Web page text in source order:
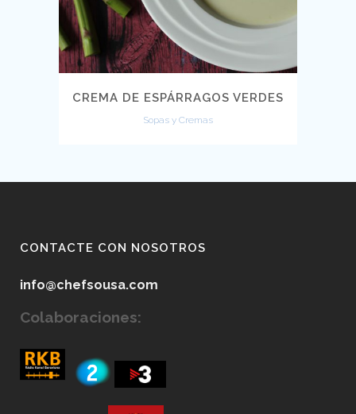
CREMA DE ESPÁRRAGOS VERDES
Sopas y Cremas
CONTACTE CON NOSOTROS
info@chefsousa.com
Colaboraciones: